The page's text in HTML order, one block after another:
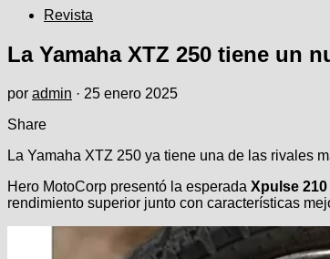
Revista
La Yamaha XTZ 250 tiene un
por admin · 25 enero 2025
La Yamaha XTZ 250 ya tiene una de las rivales
Hero MotoCorp presentó la esperada Xpulse 210
rendimiento superior junto con características
Share